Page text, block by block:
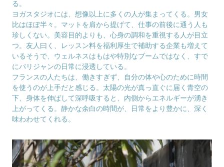
る。
ヨガスタジオには、想像以上に多くの人が集まってくる。男女
比はほぼ半々。マットを肩から提げて、仕事の前後に通う人も
珍しくない。美容目的よりも、心身の調和を重視する人が目立
つ。友人曰く、レッスン料を福利厚生で補助する企業も増えて
いるそうで、ウェルネスはもはや特別なブームではなく、すで
にパリジャンの日常に浸透している。
フランスの人たちは、働きすぎず、自分の体や心のために時間
を使うのが上手だと感じる。太陽の光が真っ直ぐに届く青空の
下、身体を伸ばして深呼吸すると、内側からエネルギーが湧き
上がってくる。静かな余白の時間が、日常をより豊かに、深く
味わわせてくれる。